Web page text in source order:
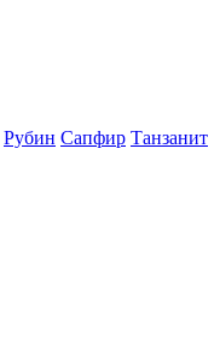
Рубин Сапфир Танзанит